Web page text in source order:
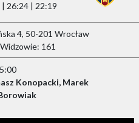
26:24 | 22:19
4, 50-201 Wrocław
161
Konopacki, Marek